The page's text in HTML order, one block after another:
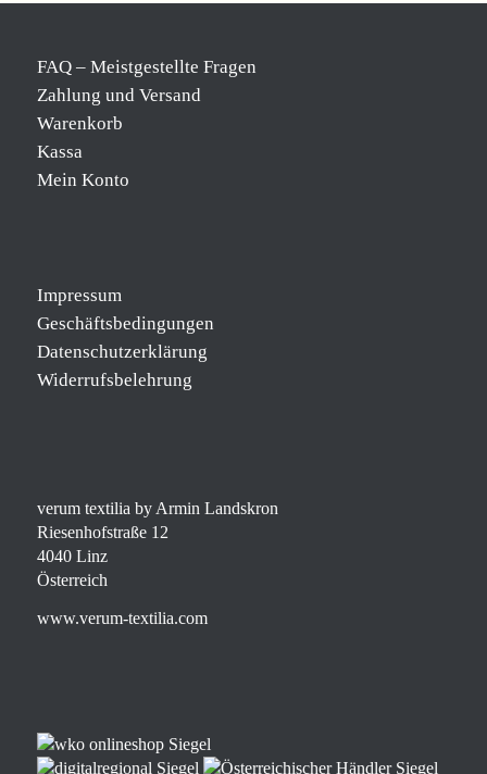
FAQ – Meistgestellte Fragen
Zahlung und Versand
Warenkorb
Kassa
Mein Konto
Impressum
Geschäftsbedingungen
Datenschutzerklärung
Widerrufsbelehrung
verum textilia by Armin Landskron
Riesenhofstraße 12
4040 Linz
Österreich
www.verum-textilia.com